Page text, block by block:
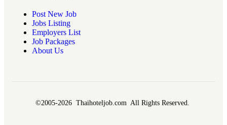
Post New Job
Jobs Listing
Employers List
Job Packages
About Us
©2005-2026 Thaihoteljob.com All Rights Reserved.